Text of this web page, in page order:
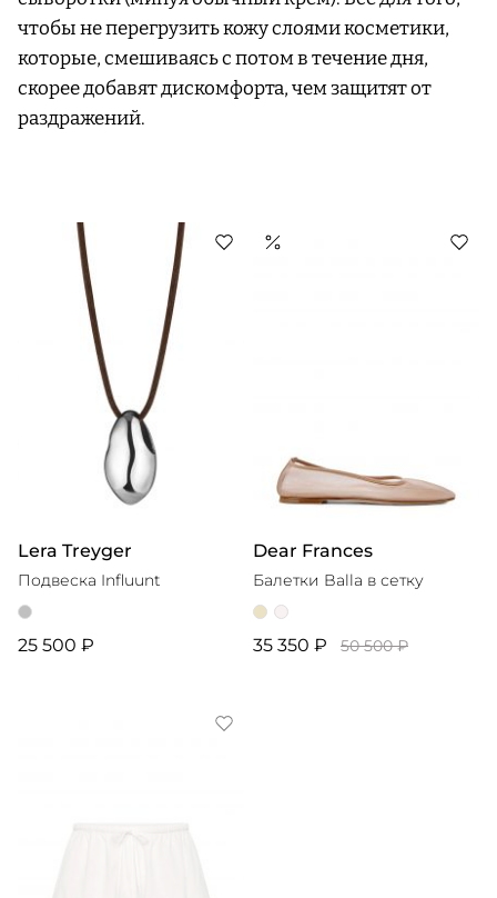
чтобы не перегрузить кожу слоями косметики,
которые, смешиваясь с потом в течение дня,
скорее добавят дискомфорта, чем защитят от
раздражений.
Lera Treyger
Подвеска Influunt
25 500 ₽
Dear Frances
Балетки Balla в сетку
35 350 ₽ 50 500 ₽